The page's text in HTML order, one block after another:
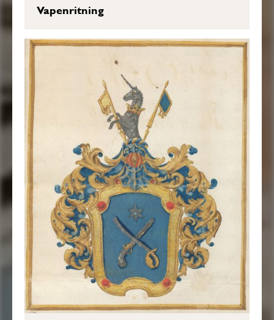
Vapenritning